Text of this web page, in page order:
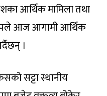
आर्थिक मामिला तथा
आज आगामी आर्थिक
।
सट्टा स्थानीय